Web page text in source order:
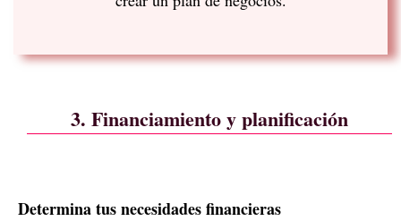
3. Financiamiento y planificación
Determina tus necesidades financieras